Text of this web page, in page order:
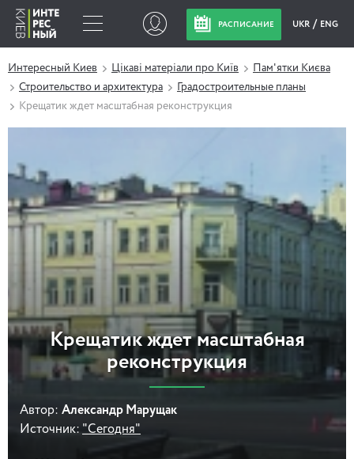
РАСПИСАНИЕ UKR ENG
Интересный Киев Цікаві матеріали про Київ
Пам'ятки Києва
Строительство и архитектура
Градостроительные планы
Крещатик ждет масштабная реконструкция
Крещатик ждет масштабная
реконструкция
Автор: Александр Марущак
Источник: "Сегодня"